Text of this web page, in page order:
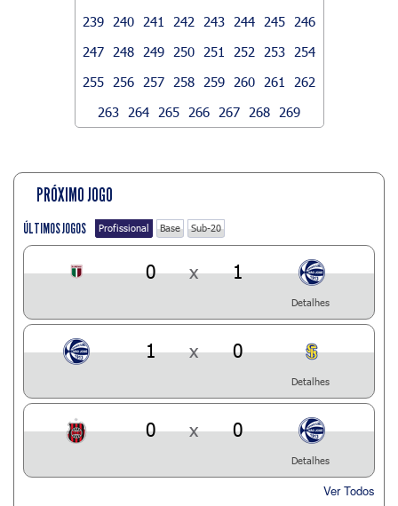
239
240 241 242 243 244 245
246
247
248 249 250 251 252 253
254
255
256 257 258 259 260 261
262
263
264 265 266 267 268 269
PRÓXIMO JOGO
ÚLTIMOS JOGOS Profissional Base Sub-20
0 x 1
Detalhes
1 x 0
Detalhes
0 x 0
Detalhes
Ver Todos